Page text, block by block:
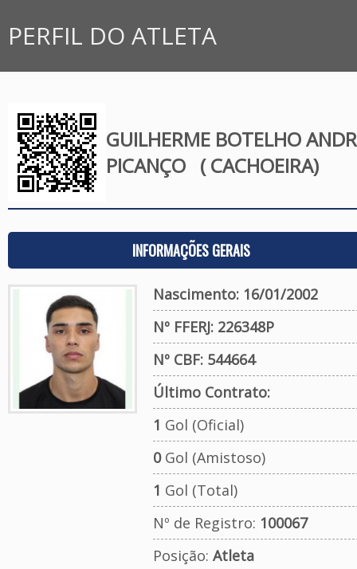
PERFIL DO ATLETA
GUILHERME BOTELHO
PICANÇO ( CACHOEIRA)
INFORMAÇÕES GERAIS
Nascimento: 16/01/2002
Nº FFERJ: 226348P
Nº CBF: 544664
Último Contrato:
1 Gol (Oficial)
0Gol (Amistoso)
1 Gol (Total)
Nº de Registro: 100067
Posição: Atleta